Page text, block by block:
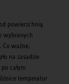
powierzchnią
wybranych
Co ważne,
na zasadzie
całym
temperatur